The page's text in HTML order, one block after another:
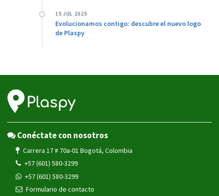
15 JUL 2025
Evolucionamos contigo: descubre el nuevo logo
de Plaspy
Conéctate con nosotros
Carrera 17 # 70a-01 Bogotá, Colombia
+57 (601) 580-3299
+57 (601) 580-3299
Formulario de contacto